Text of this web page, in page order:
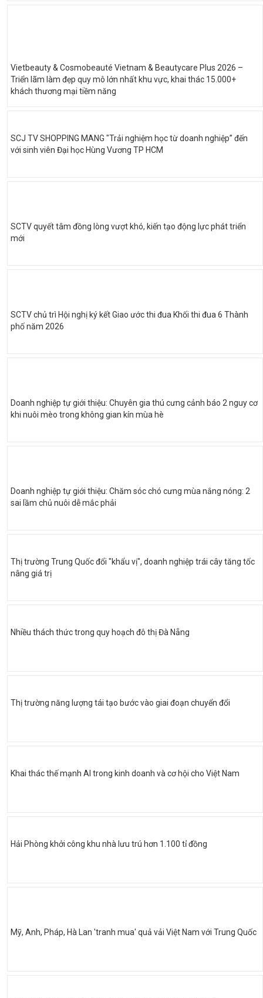
Vietbeauty & Cosmobeauté Vietnam & Beautycare Plus 2026 –
Triển lãm làm đẹp quy mô lớn nhất khu vực, khai thác 15.000+
khách thương mại tiềm năng
SCJ TV SHOPPING MANG "Trải nghiệm học từ doanh nghiệp” đến
với sinh viên Đại học Hùng Vương TP HCM
SCTV quyết tâm đồng lòng vượt khó, kiến tạo động lực phát triển
mới
SCTV chủ trì Hội nghị ký kết Giao ước thi đua Khối thi đua 6 Thành
phố năm 2026
Doanh nghiệp tự giới thiệu: Chuyên gia thú cưng cảnh báo 2 nguy cơ
khi nuôi mèo trong không gian kín mùa hè
Doanh nghiệp tự giới thiệu: Chăm sóc chó cưng mùa nắng nóng: 2
sai lầm chủ nuôi dễ mắc phải
Thị trường Trung Quốc đổi "khẩu vị", doanh nghiệp trái cây tăng tốc
nâng giá trị
Nhiều thách thức trong quy hoạch đô thị Đà Nẵng
Thị trường năng lượng tái tạo bước vào giai đoạn chuyển đổi
Khai thác thế mạnh AI trong kinh doanh và cơ hội cho Việt Nam
Hải Phòng khởi công khu nhà lưu trú hơn 1.100 tỉ đồng
Mỹ, Anh, Pháp, Hà Lan 'tranh mua' quả vải Việt Nam với Trung Quốc